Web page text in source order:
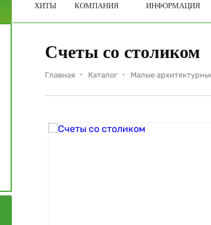
ХИТЫ КОМПАНИЯ ИНФОРМАЦИЯ
Счеты со столиком
Главная Каталог Малые